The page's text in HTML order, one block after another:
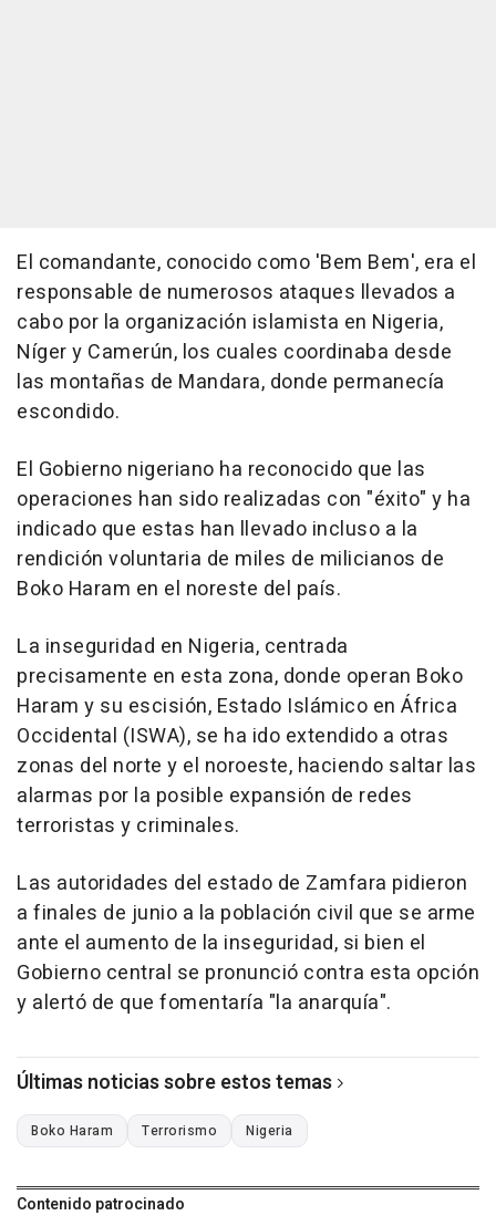
El comandante, conocido como 'Bem Bem', era el
responsable de numerosos ataques llevados a
cabo por la organización islamista en Nigeria,
Níger y Camerún, los cuales coordinaba desde
las montañas de Mandara, donde permanecía
escondido.
El Gobierno nigeriano ha reconocido que las
operaciones han sido realizadas con "éxito" y ha
indicado que estas han llevado incluso a la
rendición voluntaria de miles de milicianos de
Boko Haram en el noreste del país.
La inseguridad en Nigeria, centrada
precisamente en esta zona, donde operan Boko
Haram y su escisión, Estado Islámico en África
Occidental (ISWA), se ha ido extendido a otras
zonas del norte y el noroeste, haciendo saltar las
alarmas por la posible expansión de redes
terroristas y criminales.
Las autoridades del estado de Zamfara pidieron
a finales de junio a la población civil que se arme
ante el aumento de la inseguridad, si bien el
Gobierno central se pronunció contra esta opción
y alertó de que fomentaría "la anarquía".
Últimas noticias sobre estos temas
Boko Haram Terrorismo Nigeria
Contenido patrocinado